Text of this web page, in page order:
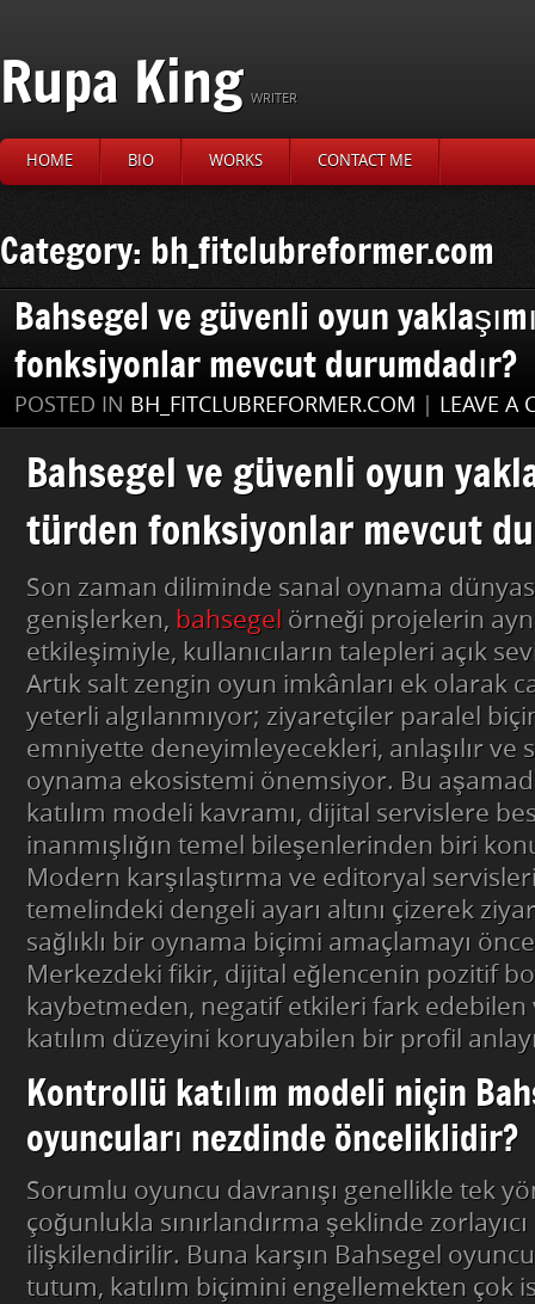
Rupa King WRITER
HOME BIO WORKS CONTACT ME
Category: bh_fitclubreformer.com
Bahsegel ve güvenli oyun
fonksiyonlar mevcut durumdadır?
POSTED IN BH_FITCLUBREFORMER.COM LEAVE A
Bahsegel ve güvenli oyun
türden fonksiyonlar mevcut
Son zaman diliminde sanal oynama
genişlerken, bahsegel örneği projelerin
etkileşimiyle, kullanıcıların talepleri açık
Artık salt zengin oyun imkânları ek olarak
yeterli algılanmıyor; ziyaretçiler paralel
emniyette deneyimleyecekleri, anlaşılır ve
oynama ekosistemi önemsiyor. Bu
katılım modeli kavramı, dijital servislere
inanmışlığın temel bileşenlerinden biri
Modern karşılaştırma ve editoryal
temelindeki dengeli ayarı altını çizerek
sağlıklı bir oynama biçimi amaçlamayı
Merkezdeki fikir, dijital eğlencenin pozitif
kaybetmeden, negatif etkileri fark edebilen
katılım düzeyini koruyabilen bir profil
Kontrollü katılım modeli niçin
oyuncuları nezdinde önceliklidir?
Sorumlu oyuncu davranışı genellikle tek
çoğunlukla sınırlandırma şeklinde
ilişkilendirilir. Buna karşın Bahsegel
tutum, katılım biçimini engellemekten çok